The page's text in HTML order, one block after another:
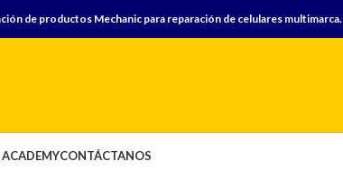
de productos Mechanic para reparación de celulares multimarca.
CONTÁCTANOS